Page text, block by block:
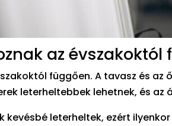
az évszakoktól
függően. A tavasz és az
leterheltebbek lehetnek, és az
kevésbé leterheltek, ezért